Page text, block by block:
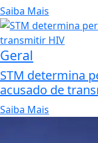
Saiba Mais
Geral
STM determina
acusado de
Saiba Mais